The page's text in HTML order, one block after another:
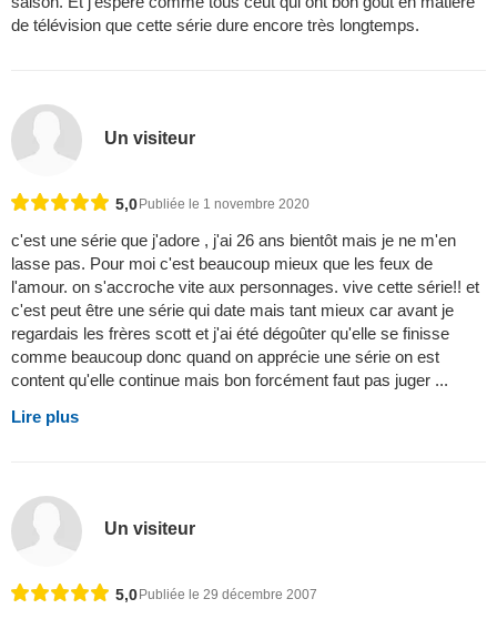
de télévision que cette série dure encore très longtemps.
Un visiteur
5,0Publiée le 1 novembre 2020
c'est une série que j'adore , j'ai 26 ans bientôt mais je ne m'en
lasse pas. Pour moi c'est beaucoup mieux que les feux de
l'amour. on s'accroche vite aux personnages. vive cette série!! et
c'est peut être une série qui date mais tant mieux car avant je
regardais les frères scott et j'ai été dégoûter qu'elle se finisse
comme beaucoup donc quand on apprécie une série on est
content qu'elle continue mais bon forcément faut pas juger ...
Lire plus
Un visiteur
5,0 Publiée le 29 décembre 2007